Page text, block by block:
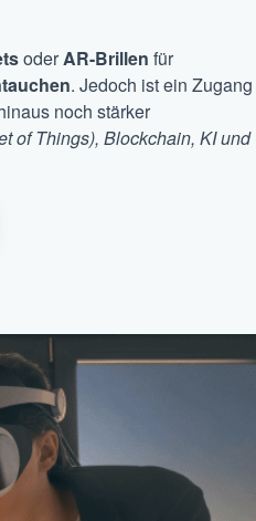
oderAR-Brillen für
. Jedoch ist ein Zugang
noch stärker
of Things), Blockchain, KI und